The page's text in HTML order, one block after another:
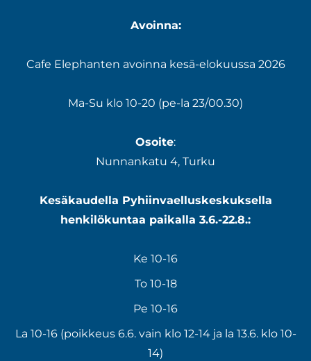
Avoinna:
Cafe Elephanten avoinna kesä-elokuussa 2026
Ma-Su klo 10-20 (pe-la 23/00.30)
Osoite:
Nunnankatu 4, Turku
Kesäkaudella Pyhiinvaelluskeskuksella
henkilökuntaa paikalla 3.6.-22.8.:
Ke 10-16
To 10-18
Pe 10-16
La 10-16 (poikkeus 6.6. vain klo 12-14 ja la 13.6. klo 10-
14)